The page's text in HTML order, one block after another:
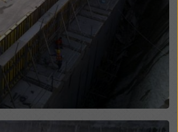
contra esto. Puede rechazar todas
consentimiento haciendo
o ajustando su
configuración de
clic en configuración de cookies en
este sitio web y utilizando las
correspondientes. Puede
en cualquier momento con
indicar un motivo haciendo clic en
cookiesen la parte inferior de este